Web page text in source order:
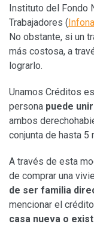
Instituto del Fondo
Trabajadores (
No obstante, si un
más costosa, a
lograrlo.
Unamos Créditos
persona puede
ambos
conjunta de hasta 5
A través de esta
de comprar una
de ser familia
mencionar el
casa nueva o